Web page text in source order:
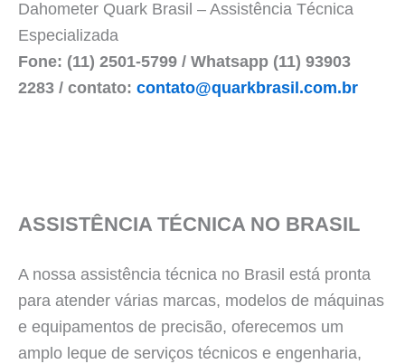
Dahometer Quark Brasil – Assistência Técnica
Especializada
Fone: (11) 2501-5799 / Whatsapp (11) 93903
2283 / contato: contato@quarkbrasil.com.br
ASSISTÊNCIA TÉCNICA NO BRASIL
A nossa assistência técnica no Brasil está pronta
para atender várias marcas, modelos de máquinas
e equipamentos de precisão, oferecemos um
amplo leque de serviços técnicos e engenharia,